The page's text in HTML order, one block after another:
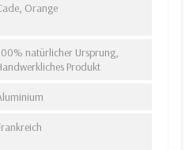
Orange
natürlicher Ursprung,
Produkt